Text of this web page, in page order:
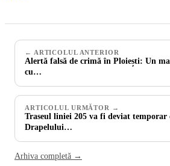
← ARTICOLUL ANTERIOR
Alertă falsă de crimă în Ploiești: Un
cu…
ARTICOLUL URMĂTOR →
Traseul liniei 205 va fi deviat temporar
Drapelului…
Arhiva completă →